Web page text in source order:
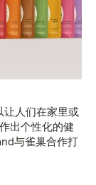
人们在家里或
出个性化的健
与雀巢合作打